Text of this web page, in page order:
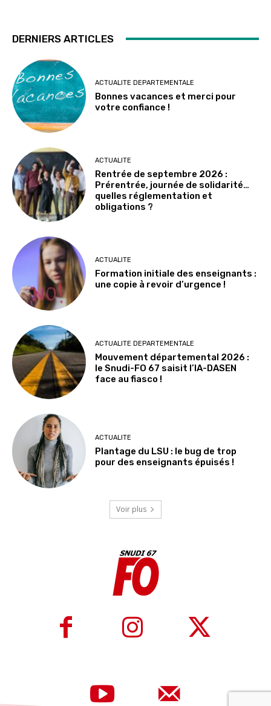
DERNIERS ARTICLES
ACTUALITE DEPARTEMENTALE
Bonnes vacances et merci pour
votre confiance !
ACTUALITE
Rentrée de septembre 2026 :
Prérentrée, journée de solidarité…
quelles réglementation et
obligations ?
ACTUALITE
Formation initiale des enseignants :
une copie à revoir d’urgence !
ACTUALITE DEPARTEMENTALE
Mouvement départemental 2026 :
le Snudi-FO 67 saisit l’IA-DASEN
face au fiasco !
ACTUALITE
Plantage du LSU : le bug de trop
pour des enseignants épuisés !
Voir plus